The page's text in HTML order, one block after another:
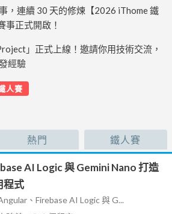
，連續 30 天的修煉【2026 iThome 鐵
事正式開啟！
」正式上線！邀請你用技術交流，
經驗
人賽
熱門 鐵人賽
AI Logic 與 Gemini Nano 打造
程式
、Firebase AI Logic 與 G...